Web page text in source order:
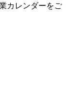
カレンダーをご